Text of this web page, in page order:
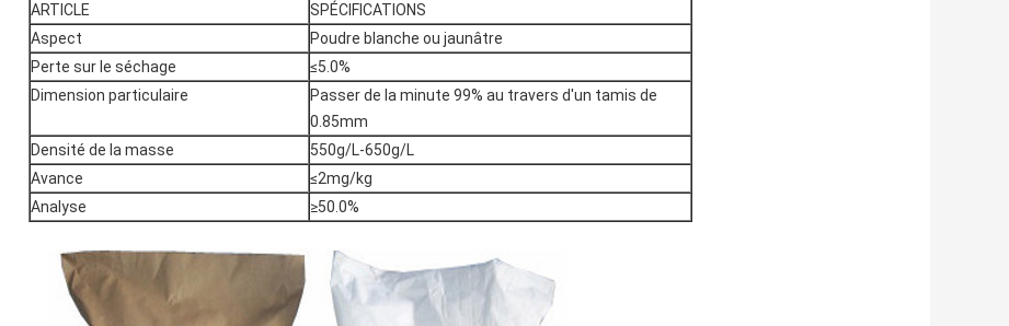
ARTICLE
SPÉCIFICATIONS
Aspect
Poudre blanche ou jaunâtre
Perte sur le séchage
≤5.0%
Dimension particulaire
Passer de la minute 99% au travers d'un tamis de
0.85mm
Densité de la masse
550g/L-650g/L
Avance
≤2mg/kg
Analyse
≥50.0%